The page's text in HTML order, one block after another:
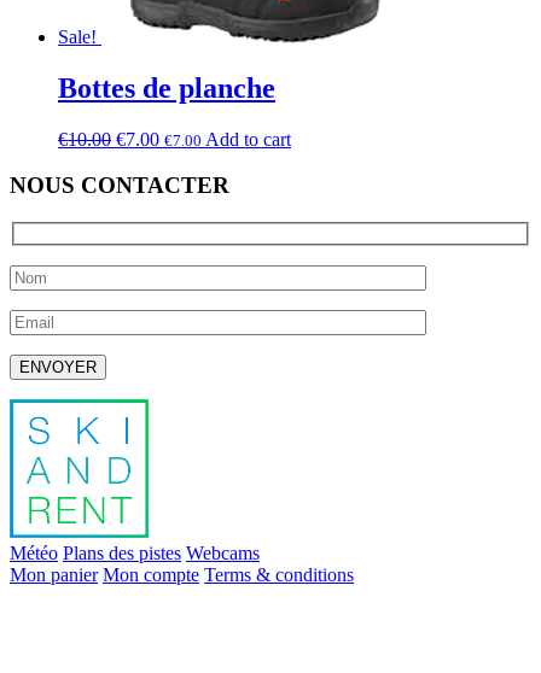
Sale!
Bottes de planche
€10.00 €7.00 €7.00 Add to cart
NOUS CONTACTER
Laissez ce champ vide.
Météo Plans des pistes Webcams
Mon panier Mon compte Terms & conditions